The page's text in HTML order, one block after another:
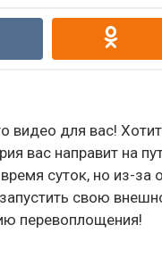
видео для вас!
вас направит на
суток, но из-за
свою
перевоплощения!